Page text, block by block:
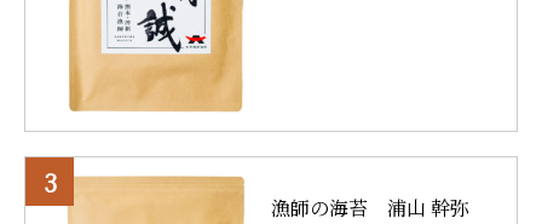
漁師の海苔 浦山 幹弥